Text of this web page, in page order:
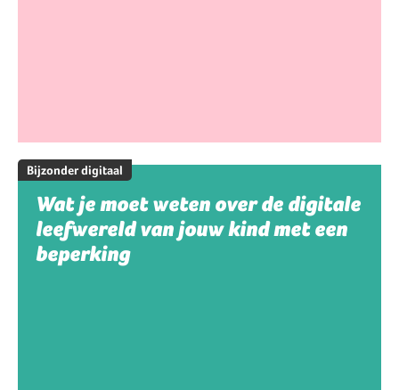
Bijzonder digitaal
Wat je moet weten over de digitale
leefwereld van jouw kind met een
beperking